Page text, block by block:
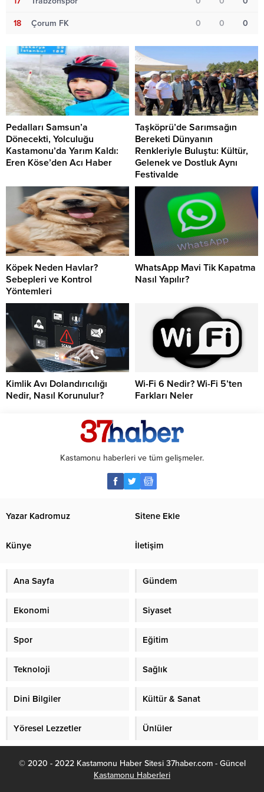
18 Çorum FK 0 0 0
Pedalları Samsun’a
Dönecekti, Yolculuğu
Kastamonu’da Yarım Kaldı:
Eren Köse’den Acı Haber
Taşköprü’de Sarımsağın
Bereketi Dünyanın
Renkleriyle Buluştu: Kültür,
Gelenek ve Dostluk Aynı
Festivalde
Köpek Neden Havlar?
Sebepleri ve Kontrol
Yöntemleri
WhatsApp Mavi Tik Kapatma
Nasıl Yapılır?
Kimlik Avı Dolandırıcılığı
Nedir, Nasıl Korunulur?
Wi-Fi 6 Nedir? Wi-Fi 5’ten
Farkları Neler
Kastamonu haberleri ve tüm gelişmeler.
Yazar Kadromuz Sitene Ekle
Künye İletişim
Ana Sayfa Gündem
Ekonomi Siyaset
Spor Eğitim
Teknoloji Sağlık
Dini Bilgiler Kültür & Sanat
Yöresel Lezzetler Ünlüler
© 2020 - 2022 Kastamonu Haber Sitesi 37haber.com - Güncel
Kastamonu Haberleri